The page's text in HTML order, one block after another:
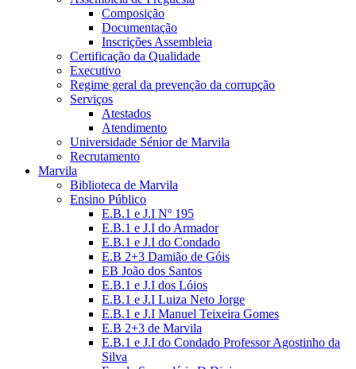
Composição
Documentação
Inscrições Assembleia
Certificação da Qualidade
Executivo
Regime geral da prevenção da corrupção
Serviços
Atestados
Atendimento
Universidade Sénior de Marvila
Recrutamento
Marvila
Biblioteca de Marvila
Ensino Público
E.B.1 e J.I Nº 195
E.B.1 e J.I do Armador
E.B.1 e J.I do Condado
E.B 2+3 Damião de Góis
EB João dos Santos
E.B.1 e J.I dos Lóios
E.B.1 e J.I Luiza Neto Jorge
E.B.1 e J.I Manuel Teixeira Gomes
E.B 2+3 de Marvila
E.B.1 e J.I do Condado Professor Agostinho da
Silva